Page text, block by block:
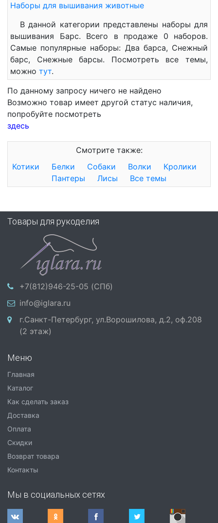
Наборы для вышивания животные
В данной категории представлены наборы для
вышивания Барс. Всего в продаже 0 наборов.
Самые популярные наборы: Два барса, Снежный
барс, Снежные барсы. Посмотреть все темы,
можно тут.
По данному запросу ничего не найдено
Возможно товар имеет другой статус наличия,
попробуйте посмотреть
здесь
Смотрите также:
Котики
Белки Собаки Волки
Кролики
Пантеры
Лисы Все темы
Товары для рукоделия
+7(812)946-25-05 (СПб)
info@iglara.ru
г.Санкт-Петербург, ул.Ворошилова, д.2, оф.208
(2 этаж)
Меню
Главная
Каталог
Как сделать заказ
Доставка
Оплата
Скидки
Возврат товара
Контакты
Мы в социальных сетях